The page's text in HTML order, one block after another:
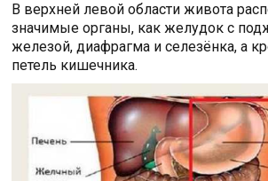
В верхней левой области живота
значимые органы, как желудок с
железой, диафрагма и селезёнка, а
петель кишечника.